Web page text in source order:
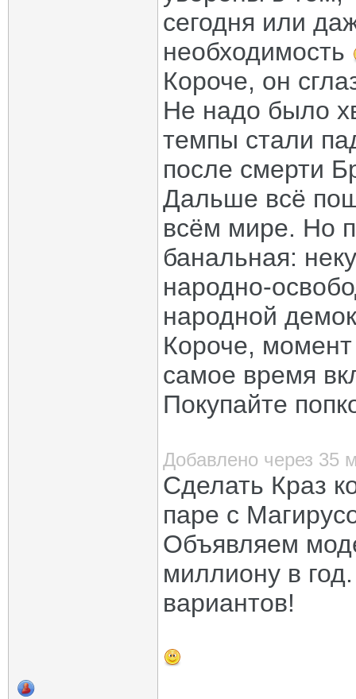
сегодня или
необходимость
Короче, он
Не надо было
темпы стали
после смерти
Дальше всё
всём мире. Но
банальная:
народно-
народной
Короче,
самое время
Покупайте
Добавлено через 35
Сделать Краз
паре с
Объявляем
миллиону в
вариантов!